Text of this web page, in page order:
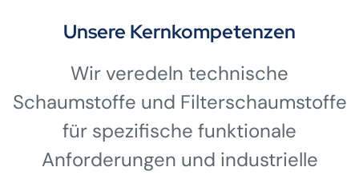
Unsere Kernkompetenzen
Wir veredeln technische
Schaumstoffe und Filterschaumstoffe
für spezifische funktionale
Anforderungen und industrielle